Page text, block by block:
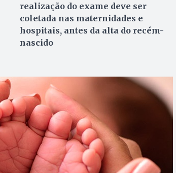
realização do exame deve ser
coletada nas maternidades e
hospitais, antes da alta do recém-
nascido